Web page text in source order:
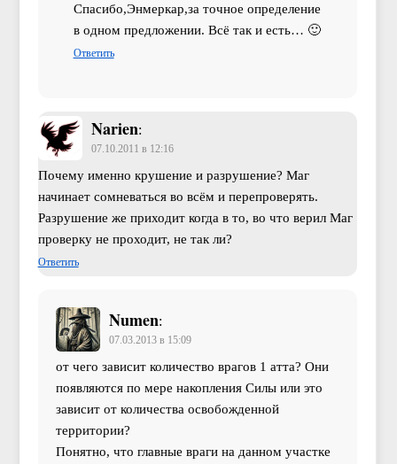
Спасибо,Энмеркар,за точное определение
в одном предложении. Всё так и есть… 🙂
Ответить
Narien:
07.10.2011 в 12:16
Почему именно крушение и разрушение? Маг
начинает сомневаться во всём и перепроверять.
Разрушение же приходит когда в то, во что верил Маг
проверку не проходит, не так ли?
Ответить
Numen:
07.03.2013 в 15:09
от чего зависит количество врагов 1 атта? Они
появляются по мере накопления Силы или это
зависит от количества освобожденной
территории?
Понятно, что главные враги на данном участке